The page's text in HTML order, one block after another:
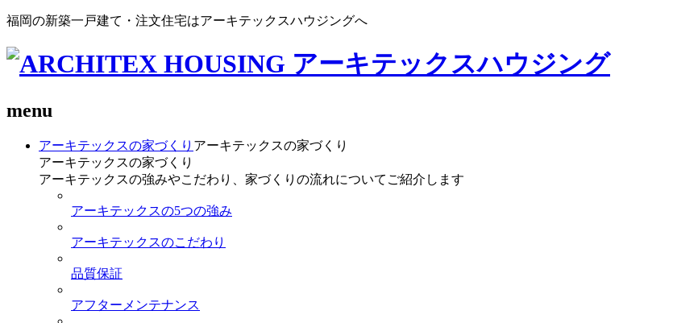
福岡の新築一戸建て・注文住宅はアーキテックスハウジングへ
menu
アーキテックスの家づくり アーキテックスの家づくり
アーキテックスの家づくり
アーキテックスの強みやこだわり、家づくりの流れについてご紹介します
アーキテックスの5つの強み
アーキテックスのこだわり
品質保証
アフターメンテナンス